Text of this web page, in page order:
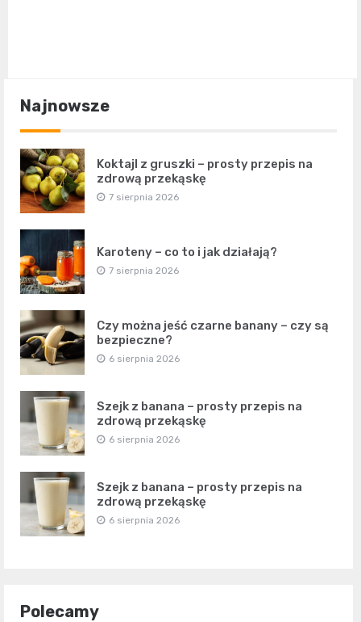
Najnowsze
Koktajl z gruszki – prosty przepis na
zdrową przekąskę
7 sierpnia 2026
Karoteny – co to i jak działają?
7 sierpnia 2026
Czy można jeść czarne banany – czy są
bezpieczne?
6 sierpnia 2026
Szejk z banana – prosty przepis na
zdrową przekąskę
6 sierpnia 2026
Szejk z banana – prosty przepis na
zdrową przekąskę
6 sierpnia 2026
Polecamy